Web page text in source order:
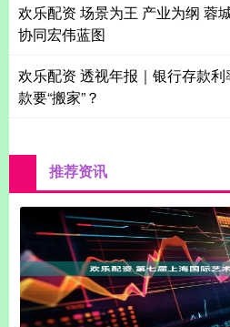
欢乐配资 场景为王 产业为纲 蓉
协同宏伟蓝图
欢乐配资 透视年报｜银行存款
款要“搬家”？
推荐资讯